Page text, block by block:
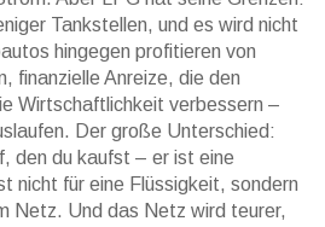
Tankstellen, und es wird nicht
hingegen profitieren von
, finanzielle Anreize, die den
Wirtschaftlichkeit verbessern –
Der große Unterschied:
den du kaufst – er ist eine
nicht für eine Flüssigkeit, sondern
Netz. Und das Netz wird teurer,